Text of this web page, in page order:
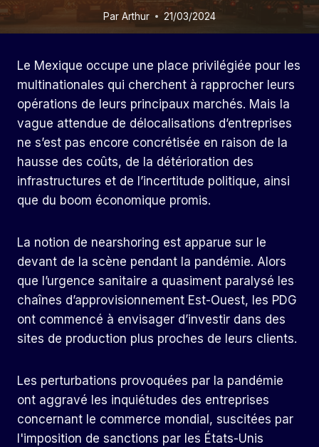
Par Arthur 21/03/2024
Le Mexique occupe une place privilégiée pour les
multinationales qui cherchent à rapprocher leurs
opérations de leurs principaux marchés. Mais la
vague attendue de délocalisations d’entreprises
ne s’est pas encore concrétisée en raison de la
hausse des coûts, de la détérioration des
infrastructures et de l’incertitude politique, ainsi
que du boom économique promis.
La notion de nearshoring est apparue sur le
devant de la scène pendant la pandémie. Alors
que l’urgence sanitaire a quasiment paralysé les
chaînes d’approvisionnement Est-Ouest, les PDG
ont commencé à envisager d’investir dans des
sites de production plus proches de leurs clients.
Les perturbations provoquées par la pandémie
ont aggravé les inquiétudes des entreprises
concernant le commerce mondial, suscitées par
l'imposition de sanctions par les États-Unis